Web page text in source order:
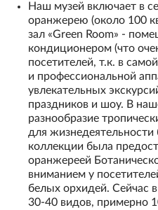
Наш музей включает в
оранжерею (около 100
зал «Green Room» -
кондиционером (что
посетителей, т.к. в
и профессиональной
увлекательных
праздников и шоу. В
разнообразие
для жизнедеятельности
коллекции была
оранжереей
вниманием у
белых орхидей. Сейчас
30-40 видов, примерно